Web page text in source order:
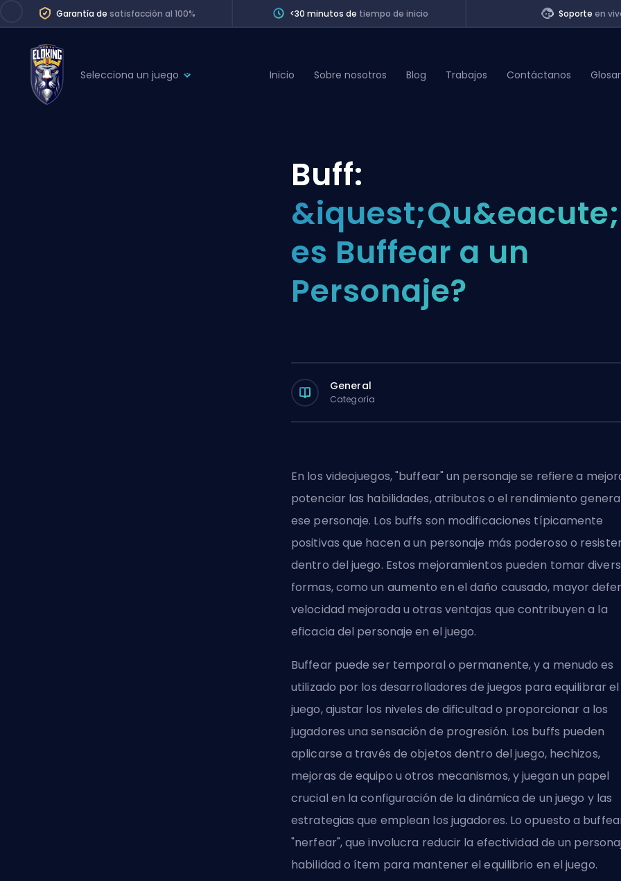
Garantía de satisfacción al 100% <30 minutos de tiempo de inicio Soporteen
Selecciona un juego
Division Boost
Coaching
Teammate
Inicio Sobre nosotros Blog Trabajos Contáctanos
Buff:
&iquest;Qu&eacute;
es Buffear a un
Personaje?
General
Categoría
En los videojuegos, "buffear" un personaje se refiere a
potenciar las habilidades, atributos o el rendimiento
ese personaje. Los buffs son modificaciones típicamente
positivas que hacen a un personaje más poderoso o
dentro del juego. Estos mejoramientos pueden tomar
formas, como un aumento en el daño causado, mayor
velocidad mejorada u otras ventajas que contribuyen a la
eficacia del personaje en el juego.
Buffear puede ser temporal o permanente, y a menudo es
utilizado por los desarrolladores de juegos para equilibrar el
juego, ajustar los niveles de dificultad o proporcionar a los
jugadores una sensación de progresión. Los buffs pueden
aplicarse a través de objetos dentro del juego, hechizos,
mejoras de equipo u otros mecanismos, y juegan un papel
crucial en la configuración de la dinámica de un juego y las
estrategias que emplean los jugadores. Lo opuesto a
"nerfear", que involucra reducir la efectividad de un
habilidad o ítem para mantener el equilibrio en el juego.